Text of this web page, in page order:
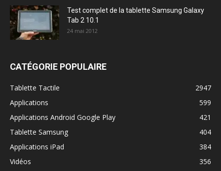
Test complet de la tablette Samsung Galaxy
Tab 2 10.1
24 mai 2012
CATÉGORIE POPULAIRE
Tablette Tactile
2947
Applications
599
Applications Android Google Play
421
Tablette Samsung
404
Applications iPad
384
Vidéos
356